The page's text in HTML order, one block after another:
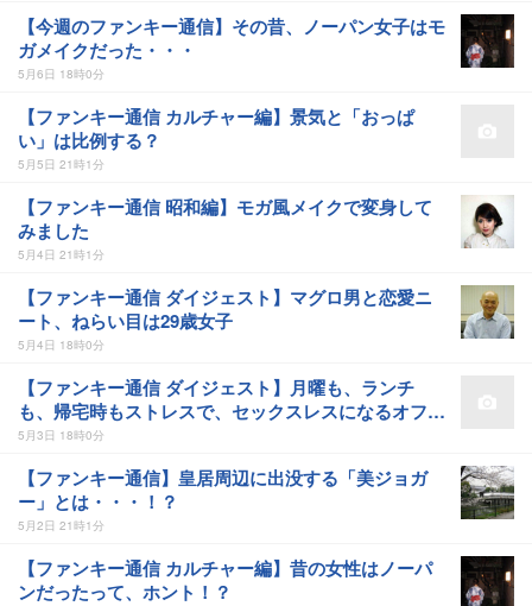
【今週のファンキー通信】その昔、ノーパン女子はモ
ガメイクだった・・・
5月6日 18時0分
【ファンキー通信 カルチャー編】景気と「おっぱ
い」は比例する？
5月5日 21時1分
【ファンキー通信 昭和編】モガ風メイクで変身して
みました
5月4日 21時1分
【ファンキー通信 ダイジェスト】マグロ男と恋愛ニ
ート、ねらい目は29歳女子
5月4日 18時0分
【ファンキー通信 ダイジェスト】月曜も、ランチ
も、帰宅時もストレスで、セックスレスになるオフィ
ス環境
5月3日 18時0分
【ファンキー通信】皇居周辺に出没する「美ジョガ
ー」とは・・・！？
5月2日 21時1分
【ファンキー通信 カルチャー編】昔の女性はノーパ
ンだったって、ホント！？